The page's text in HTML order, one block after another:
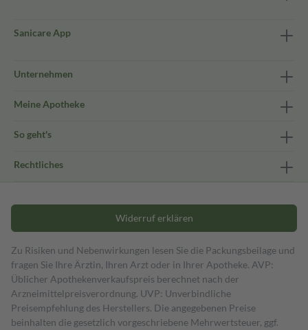
Sanicare App
Unternehmen
Meine Apotheke
So geht's
Rechtliches
Widerruf erklären
Zu Risiken und Nebenwirkungen lesen Sie die Packungsbeilage und
fragen Sie Ihre Ärztin, Ihren Arzt oder in Ihrer Apotheke. AVP:
Üblicher Apothekenverkaufspreis berechnet nach der
Arzneimittelpreisverordnung. UVP: Unverbindliche
Preisempfehlung des Herstellers. Die angegebenen Preise
beinhalten die gesetzlich vorgeschriebene Mehrwertsteuer, ggf.